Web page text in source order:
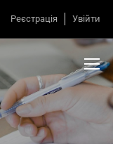
Реєстрація Увійти